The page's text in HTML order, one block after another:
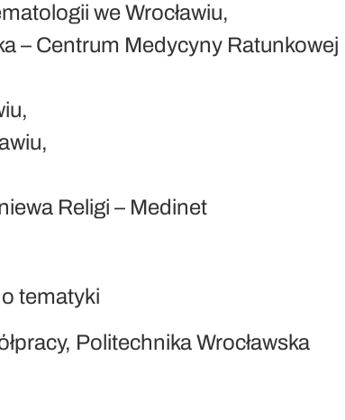
we Wrocławiu,
– Centrum Medycyny Ratunkowej
Religi – Medinet
tematyki
Politechnika Wrocławska